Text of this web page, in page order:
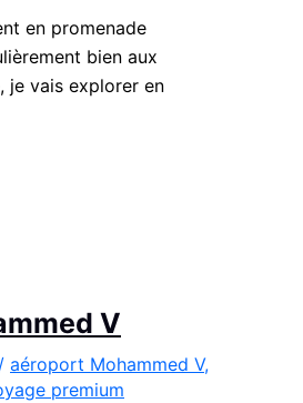
en promenade
bien aux
je vais explorer en
V
/ aéroport Mohammed V,
premium